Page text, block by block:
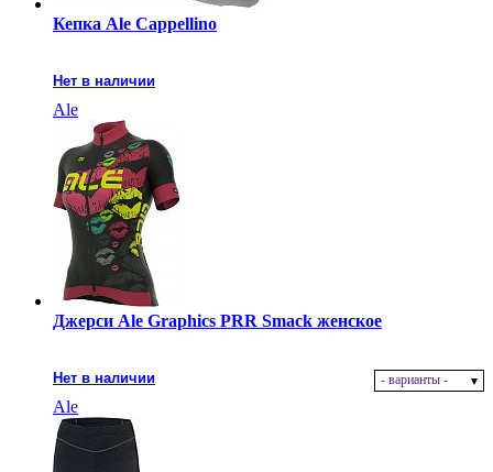
Кепка Ale Cappellino
Нет в наличии
Ale
Джерси Ale Graphics PRR Smack женское
Нет в наличии - варианты -
Ale